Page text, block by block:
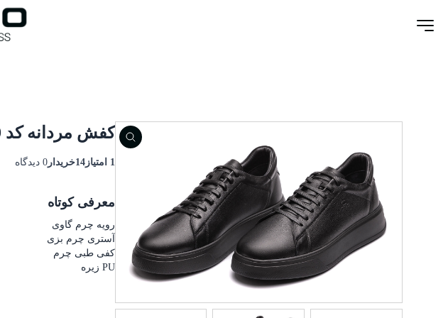
کفش مردانه کد 2059
1 امتیاز 14خریدار 0 دیدگاه
معرفی کوتاه
رویه چرم گاوی
آستری چرم بزی
کفی طبی چرم
PU زیره